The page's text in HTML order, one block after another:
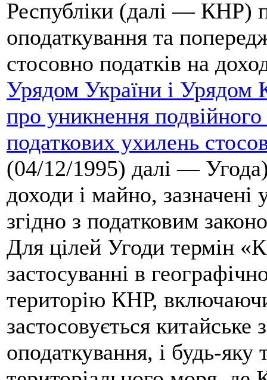
Республіки (далі — КНР)
оподаткування та
стосовно податків на
Урядом України і Урядом
про уникнення
податкових ухилень
(04/12/1995) далі —
доходи і майно,
згідно з податковим
Для цілей Угоди термін
застосуванні в
територію КНР,
застосовується
оподаткування, і будь-